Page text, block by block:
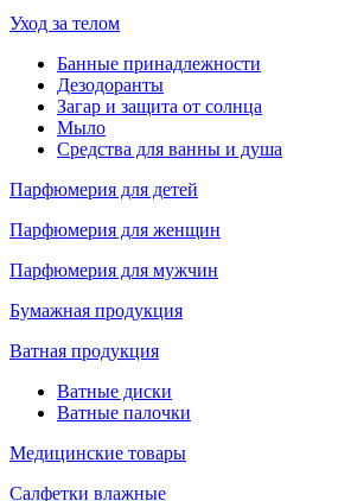
Уход за телом
Банные принадлежности
Дезодоранты
Загар и защита от солнца
Мыло
Средства для ванны и душа
Парфюмерия для детей
Парфюмерия для женщин
Парфюмерия для мужчин
Бумажная продукция
Ватная продукция
Ватные диски
Ватные палочки
Медицинские товары
Салфетки влажные